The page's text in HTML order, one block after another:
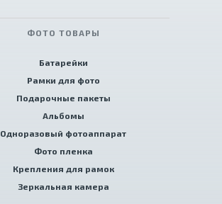
ФОТО ТОВАРЫ
Батарейки
Рамки для фото
Подарочные пакеты
Альбомы
Одноразовый фотоаппарат
Фото пленка
Крепления для рамок
Зеркальная камера